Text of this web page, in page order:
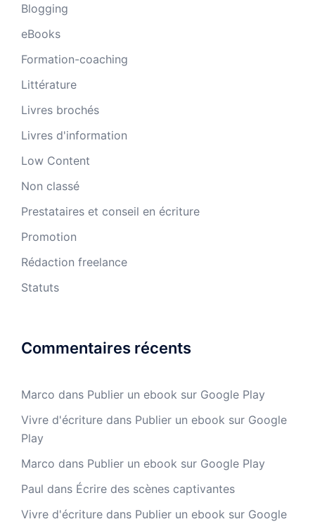
Blogging
eBooks
Formation-coaching
Littérature
Livres brochés
Livres d'information
Low Content
Non classé
Prestataires et conseil en écriture
Promotion
Rédaction freelance
Statuts
Commentaires récents
Marco dans Publier un ebook sur Google Play
Vivre d'écriture dans Publier un ebook sur Google
Play
Marco dans Publier un ebook sur Google Play
Paul dans Écrire des scènes captivantes
Vivre d'écriture dans Publier un ebook sur Google